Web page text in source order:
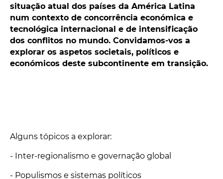
situação atual dos países da América Latina
num contexto de concorrência económica e
tecnológica internacional e de intensificação
dos conflitos no mundo. Convidamos-vos a
explorar os aspetos societais, políticos e
económicos deste subcontinente em transição.
Alguns tópicos a explorar:
- Inter-regionalismo e governação global
- Populismos e sistemas políticos